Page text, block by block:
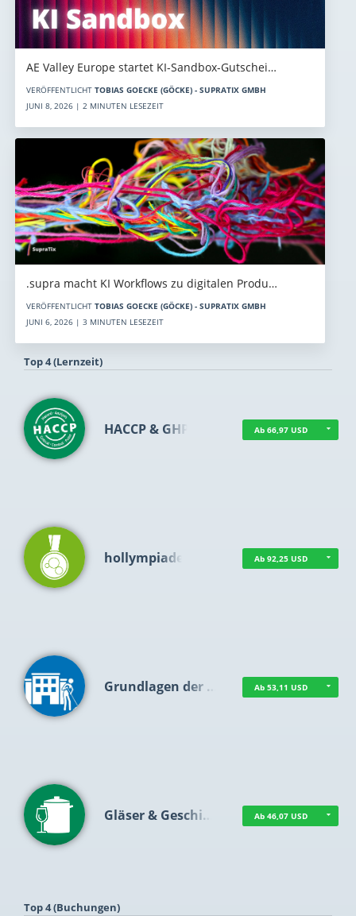
AE Valley Europe startet KI-Sandbox-Gutschei…
VERÖFFENTLICHT TOBIAS GOECKE (GÖCKE) - SUPRATIX GMBH
JUNI 8, 2026 | 2 MINUTEN LESEZEIT
.supra macht KI Workflows zu digitalen Produ…
VERÖFFENTLICHT TOBIAS GOECKE (GÖCKE) - SUPRATIX GMBH
JUNI 6, 2026 | 3 MINUTEN LESEZEIT
Top 4 (Lernzeit)
HACCP & GHP Ab 66,97 USD
hollympiade Ab 92,25 USD
Grundlagen der … Ab 53,11 USD
Gläser & Geschi… Ab 46,07 USD
Top 4 (Buchungen)